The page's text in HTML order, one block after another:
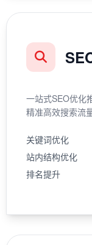
一站式SEO优化
精准高效搜索流量
关键词优化
站内结构优化
排名提升